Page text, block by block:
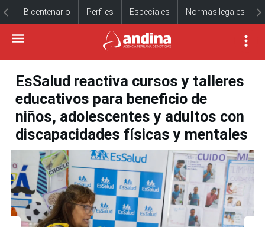
Bicentenario Perfiles Especiales Normas legales
EsSalud reactiva cursos y talleres
educativos para beneficio de
niños, adolescentes y adultos con
discapacidades físicas y mentales